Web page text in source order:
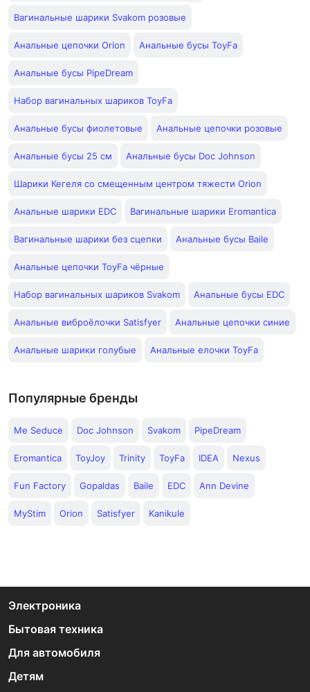
Вагинальные шарики Svakom розовые
Анальные цепочки Orion Анальные бусы ToyFa
Анальные бусы PipeDream
Набор вагинальных шариков ToyFa
Анальные бусы фиолетовые Анальные цепочки розовые
Анальные бусы 25 см Анальные бусы Doc Johnson
Шарики Кегеля со смещенным центром тяжести Orion
Анальные шарики EDC Вагинальные шарики Eromantica
Вагинальные шарики без сцепки Анальные бусы Baile
Анальные цепочки ToyFa чёрные
Набор вагинальных шариков Svakom Анальные бусы EDC
Анальные виброёлочки Satisfyer Анальные цепочки синие
Анальные шарики голубые Анальные елочки ToyFa
Популярные бренды
Me Seduce Doc Johnson Svakom PipeDream
Eromantica ToyJoy Trinity ToyFa IDEA Nexus
Fun Factory Gopaldas Baile EDC Ann Devine
MyStim Orion Satisfyer Kanikule
Электроника
Бытовая техника
Для автомобиля
Детям